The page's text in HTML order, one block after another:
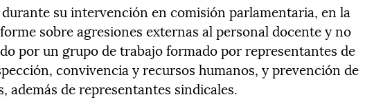
su intervención en comisión parlamentaria, en la
sobre agresiones externas al personal docente y no
por un grupo de trabajo formado por representantes de
convivencia y recursos humanos, y prevención de
además de representantes sindicales.